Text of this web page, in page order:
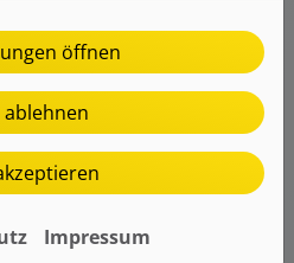
Service durch Profis
zum Elektriker: Wir
wird individuell auf Ihr
öffnen
ablehnen
Impressum